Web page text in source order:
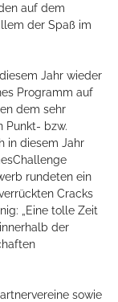
auf dem
der Spaß im
Jahr wieder
Programm auf
dem sehr
Punkt- bzw.
in diesem Jahr
rundeten ein
Cracks
„Eine tolle Zeit
der
sowie